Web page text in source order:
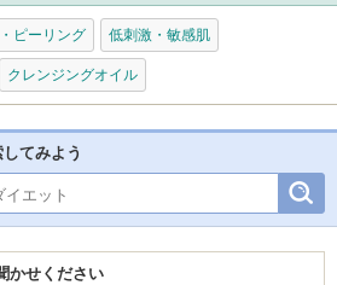
ピーリング 低刺激・敏感肌
クレンジングオイル
てみよう
かせください